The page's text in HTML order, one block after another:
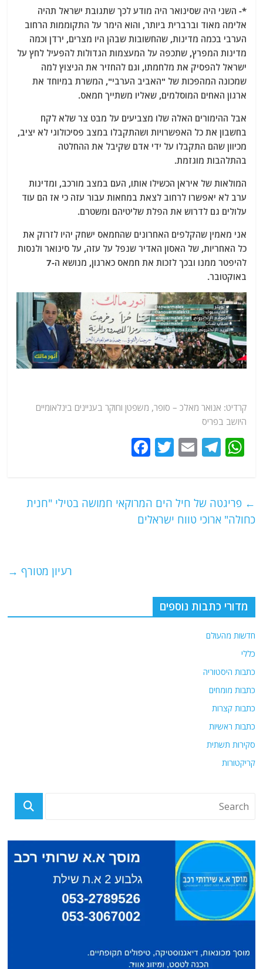
*- השני היה שסינואר היה מודע לכך שתגובת ישראל תהיה
אלימה מאוד וברברית ביותר, והוא הימר על התקוממות הרחוב
הערבי בכמה מדינות, שהחשובות שבהן היו מצרים, ירדן וכמה
מדינות המפרץ, שתכפה על המעצמות הגדולות להפעיל לחץ על
ישראל להפסיק את מלחמתו, וגם להחזיר את הניצוץ למה
שמכונה המהפכות של "האביב הערבי", המשרת במיוחד את
ארגון האחים המוסלמים, שאליו משתייך חמאס.
אבל ההימורים האלה שלו מצביעים על מבט צר שלא לקח
בחשבון את כל האפשרויות ושהתקבלו במצב פסיכולוגי לא יציב,
מכיוון שהם התקבלו על ידי אדם שקיבל את ההחלטה
בהתלהבות מוגזמת.
המולאות של איראן הכשילו אותו, העם במצב מורכב, ומדינות
ערב לא יאפשרו לרחוב לצאת במחאות עבור עזה כי אז הם עוד
עלולים גם לדרוש את הפלת שליטיהם ומשטרם.
אני מאמין שהקלפים האחרונים שהחמאס ישחק יהיו לזרוק את
כל האחריות, של האסון האדיר שנפל על עזה, על סינואר ולנסות
להיפטר ממנו ובכך לזכות את חמאס
כארגון, מנושא ה-7
באוקטובר.
קרדיט: אנואר מאלכ – סופר, משפטן וחוקר בעניינים בינלאומיים
היושב בפריס
W
s
A
T
g
ra
E
l
T
er
e ← פריגטה של חיל הים המרוקאי חמושה בטילי "חנית
כחולה" ארוכי טווח ישראלים
רעיון מטורף →
מדורי כתבות נוספים
חדשות מהעולם
כללי
כתבות היסטוריה
כתבות מומחים
כתבות קצרות
כתבות ראשיות
סקירות תשתית
קריקטורות